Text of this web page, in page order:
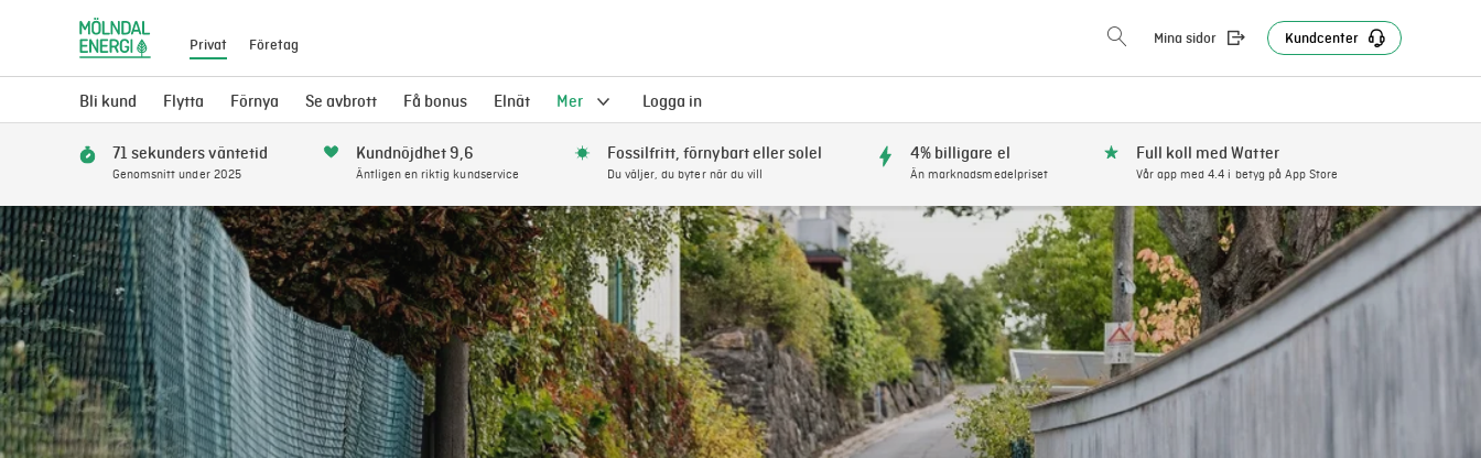
Privat Företag Mina sidor Kundcenter
Bli kund Flytta Förnya Se avbrott Få bonus Elnät Mer Logga in
71 sekunders väntetid
Genomsnitt under 2025
Kundnöjdhet 9,6
Äntligen en riktig kundservice
Fossilfritt, förnybart eller solel
Du väljer, du byter när du vill
4% billigare el
Än marknadsmedelpriset
Full koll med Watter
Vår app med 4.4 i betyg på App Store